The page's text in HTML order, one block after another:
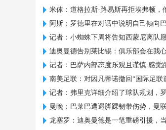
米体：道格拉斯·路易斯再拒埃弗顿，
阿斯：罗德里在对话中说明自己倾向
记者：小蜘蛛下周将告知西蒙尼离队
迪奥曼德告别莱比锡：俱乐部会在我
记者：巴萨内部态度乐观且谨慎 感觉
南美足联：对因凡蒂诺撤回“国际足联
记者：弗里克详细介绍了球队规划，
曼晚：巴莱巴遭遇脚踝韧带伤势，曼
龙塞罗：迪奥曼德是一笔重磅引援，